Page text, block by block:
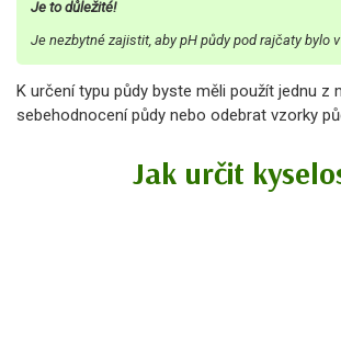
Je to důležité!
Je nezbytné zajistit, aby pH půdy pod rajčaty bylo v
K určení typu půdy byste měli použít jednu z
sebehodnocení půdy nebo odebrat vzorky
Jak určit